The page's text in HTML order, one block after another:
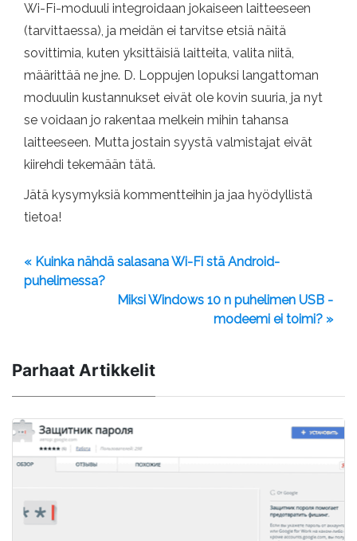
Wi-Fi-moduuli integroidaan jokaiseen laitteeseen
(tarvittaessa), ja meidän ei tarvitse etsiä näitä
sovittimia, kuten yksittäisiä laitteita, valita niitä,
määrittää ne jne. D. Loppujen lopuksi langattoman
moduulin kustannukset eivät ole kovin suuria, ja nyt
se voidaan jo rakentaa melkein mihin tahansa
laitteeseen. Mutta jostain syystä valmistajat eivät
kiirehdi tekemään tätä.
Jätä kysymyksiä kommentteihin ja jaa hyödyllistä
tietoa!
« Kuinka nähdä salasana Wi-Fi stä Android-
puhelimessa?
Miksi Windows 10 n puhelimen USB -
modeemi ei toimi? »
Parhaat Artikkelit